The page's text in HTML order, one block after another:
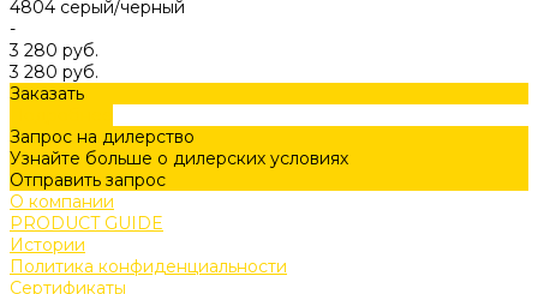
4804 серый/черный
-
3 280 руб.
3 280 руб.
Заказать
Запрос на дилерство
Узнайте больше о дилерских условиях
Отправить запрос
О компании
PRODUCT GUIDE
Истории
Политика конфиденциальности
Сертификаты